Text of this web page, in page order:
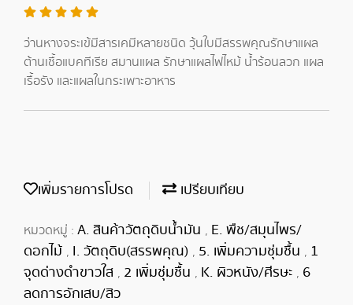
ว่านหางจระเข้มีสารเคมีหลายชนิด วุ้นใบมีสรรพคุณรักษาแผล
ต้านเชื้อแบคทีเรีย สมานแผล รักษาแผลไฟไหม้ น้ำร้อนลวก แผล
เรื้อรัง และแผลในกระเพาะอาหาร
เพิ่มรายการโปรด เปรียบเทียบ
หมวดหมู่ : A. สินค้าวัตถุดิบน้ำมัน , E. พืช/สมุนไพร/
ดอกไม้ , I. วัตถุดิบ(สรรพคุณ) , 5. เพิ่มความชุ่มชื้น , 1
จุดด่างดำขาวใส , 2 เพิ่มชุ่มชื้น , K. ผิวหนัง/ศีรษะ , 6
ลดการอักเสบ/สิว